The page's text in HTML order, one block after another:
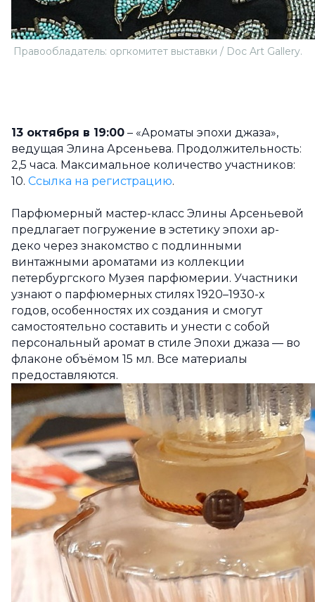
Правообладатель: оргкомитет выставки / Doc Art Gallery.
13 октября в 19:00 – «Ароматы эпохи джаза»,
ведущая Элина Арсеньева. Продолжительность:
2,5 часа. Максимальное количество участников:
10. Ссылка на регистрацию.
Парфюмерный мастер-класс Элины Арсеньевой
предлагает погружение в эстетику эпохи ар-
деко через знакомство с подлинными
винтажными ароматами из коллекции
петербургского Музея парфюмерии. Участники
узнают о парфюмерных стилях 1920–1930-х
годов, особенностях их создания и смогут
самостоятельно составить и унести с собой
персональный аромат в стиле Эпохи джаза — во
флаконе объёмом 15 мл. Все материалы
предоставляются.